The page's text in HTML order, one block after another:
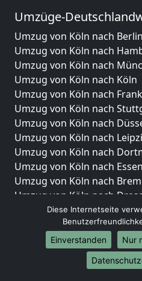
Umzüge-
Umzug von Köln nach Berlin
Umzug von Köln nach
Umzug von Köln nach
Umzug von Köln nach Köln
Umzug von Köln nach
Umzug von Köln nach
Umzug von Köln nach
Umzug von Köln nach
Umzug von Köln nach
Umzug von Köln nach Essen
Umzug von Köln nach
Umzug von Köln nach
Umzug von Köln nach
Umzug von Köln nach
Umzug von Köln nach
Umzug von Köln nach
Umzug von Köln nach
Diese Internetseite
Einverstanden
Nur